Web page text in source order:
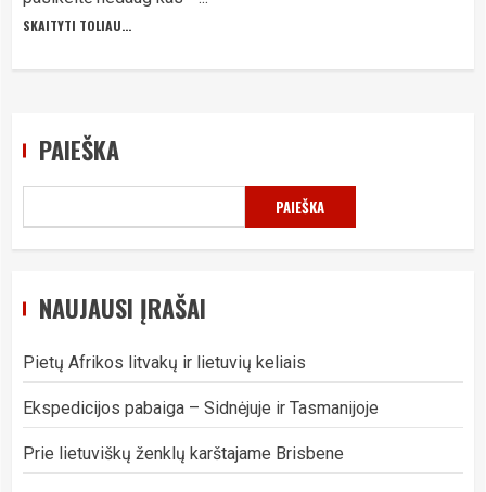
SKAITYTI TOLIAU...
PAIEŠKA
PAIEŠKA
NAUJAUSI ĮRAŠAI
Pietų Afrikos litvakų ir lietuvių keliais
Ekspedicijos pabaiga – Sidnėjuje ir Tasmanijoje
Prie lietuviškų ženklų karštajame Brisbene